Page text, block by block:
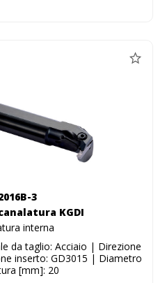
3
KGDI
interna
da taglio: Acciaio | Direzione
inserto: GD3015 | Diametro
[mm]: 20